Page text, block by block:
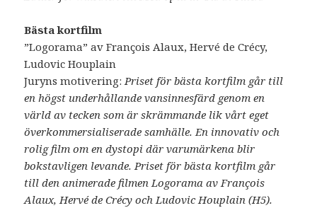
Bästa kortfilm
”Logorama” av François Alaux, Hervé de Crécy,
Ludovic Houplain
Juryns motivering:Priset för bästa kortfilm går till
en högst underhållande vansinnesfärd genom en
värld av tecken som är skrämmande lik vårt eget
överkommersialiserade samhälle. En innovativ och
rolig film om en dystopi där varumärkena blir
bokstavligen levande. Priset för bästa kortfilm går
till den animerade filmen Logorama av François
Alaux, Hervé de Crécy och Ludovic Houplain (H5).